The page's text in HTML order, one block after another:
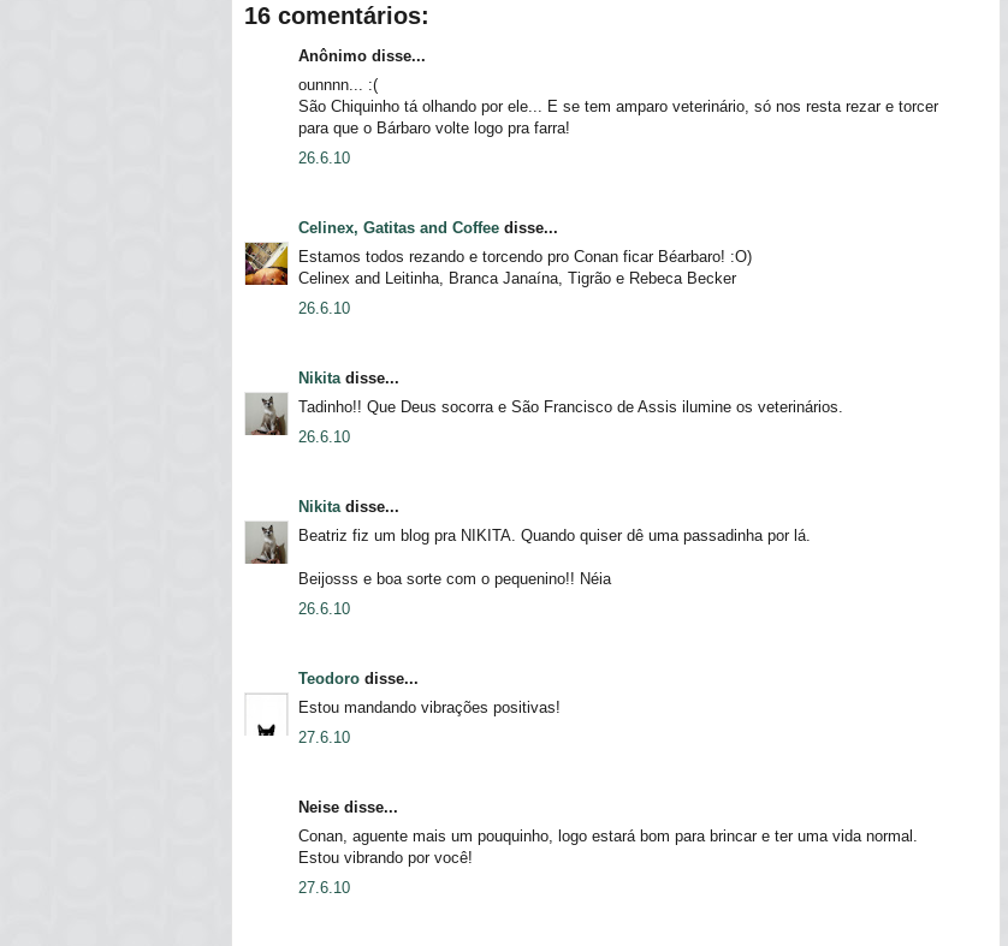
16 comentários:
Anônimo disse...
ounnnn... :(
São Chiquinho tá olhando por ele... E se tem amparo veterinário, só nos resta rezar e torcer
para que o Bárbaro volte logo pra farra!
26.6.10
Celinex, Gatitas and Coffee disse...
Estamos todos rezando e torcendo pro Conan ficar Béarbaro! :O)
Celinex and Leitinha, Branca Janaína, Tigrão e Rebeca Becker
26.6.10
Nikita disse...
Tadinho!! Que Deus socorra e São Francisco de Assis ilumine os veterinários.
26.6.10
Nikita disse...
Beatriz fiz um blog pra NIKITA. Quando quiser dê uma passadinha por lá.
Beijosss e boa sorte com o pequenino!! Néia
26.6.10
Teodoro disse...
Estou mandando vibrações positivas!
27.6.10
Neise disse...
Conan, aguente mais um pouquinho, logo estará bom para brincar e ter uma vida normal.
Estou vibrando por você!
27.6.10